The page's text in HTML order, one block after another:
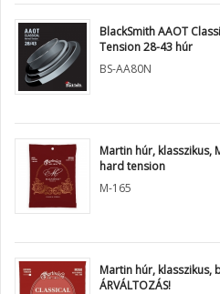
BlackSmith AAOT
Tension 28-43 húr
BS-AA80N
Martin húr, klasszikus,
hard tension
M-165
Martin húr, klasszikus,
ÁRVÁLTOZÁS!